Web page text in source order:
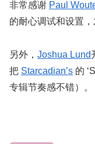
非常感谢 Paul
的耐心调试和设置
另外， Joshua Lund
把 Starcadian’s 的
专辑节奏感不错）。